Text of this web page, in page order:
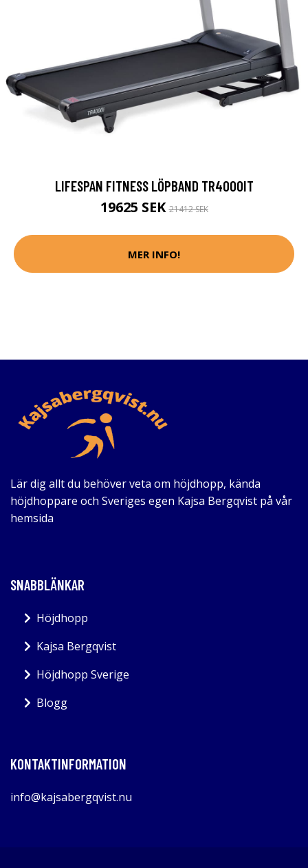
LIFESPAN FITNESS LÖPBAND TR4000IT
19625 SEK21412 SEK
MER INFO!
Lär dig allt du behöver veta om höjdhopp, kända
höjdhoppare och Sveriges egen Kajsa Bergqvist på vår
hemsida
SNABBLÄNKAR
Höjdhopp
Kajsa Bergqvist
Höjdhopp Sverige
Blogg
KONTAKTINFORMATION
info@kajsabergqvist.nu